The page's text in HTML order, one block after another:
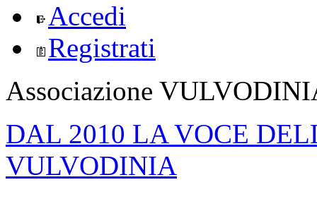
Accedi
Registrati
Associazione
DAL 2010 LA VOCE
VULVODINIA